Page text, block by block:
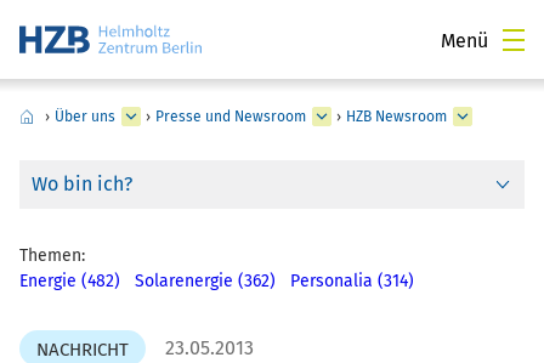
Menü
› Über uns › Presse und Newsroom › HZB Newsroom
Wo bin ich?
Themen:
Energie (482)
Solarenergie (362) Personalia (314)
NACHRICHT 23.05.2013